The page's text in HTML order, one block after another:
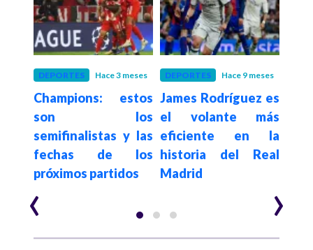
DEPORTES Hace 3 meses
Champions: estos
son los
semifinalistas y las
fechas de los
próximos partidos
DEPORTES Hace 9 meses
James Rodríguez es
el volante más
eficiente en la
historia del Real
Madrid
‹ ›